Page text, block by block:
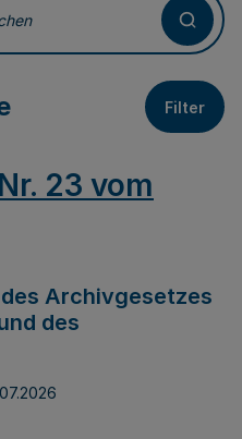
Filter
23 vom
Archivgesetzes
des